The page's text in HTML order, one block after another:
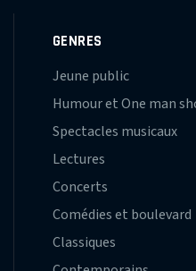
GENRES
Jeune public
Humour et One man
Spectacles musicaux
Lectures
Concerts
Comédies et boulevard
Classiques